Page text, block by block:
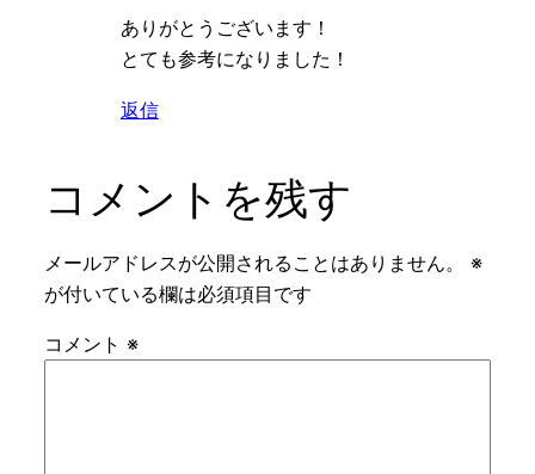
ありがとうございます！
とても参考になりました！
返信
コメントを残す
メールアドレスが公開されることはありません。
※
が付いている欄は必須項目です
コメント ※